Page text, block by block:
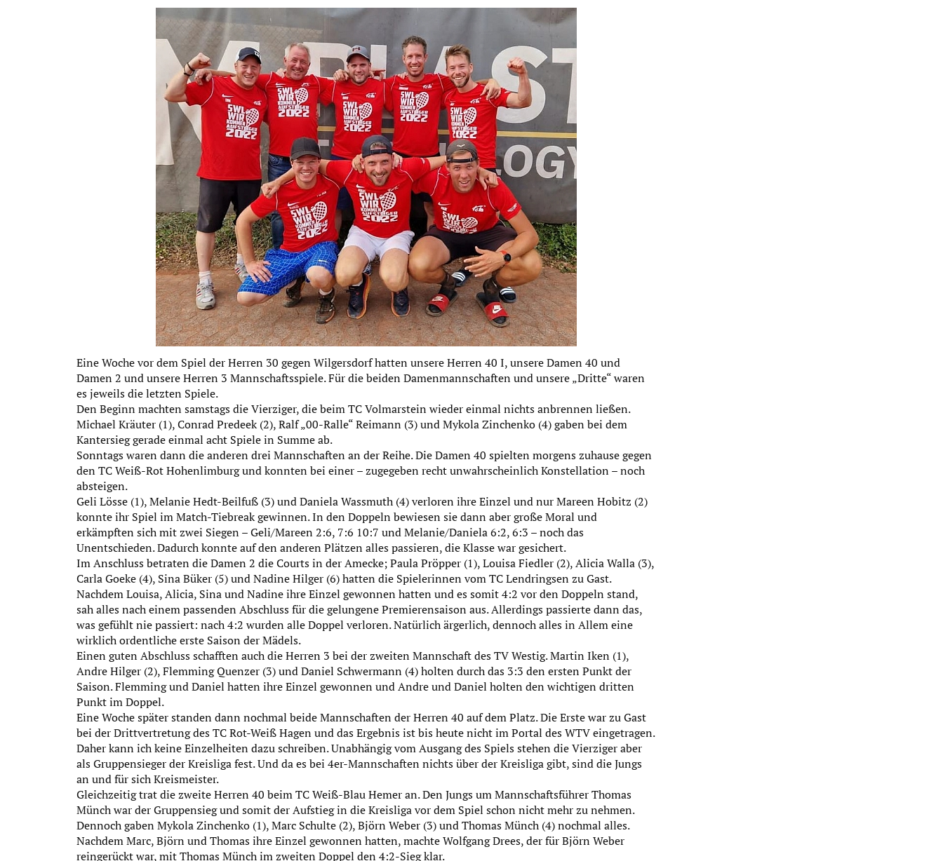
Eine Woche vor dem Spiel der Herren 30 gegen Wilgersdorf hatten unsere Herren 40 I, unsere Damen 40 und
Damen 2 und unsere Herren 3 Mannschaftsspiele. Für die beiden Damenmannschaften und unsere „Dritte“ waren
es jeweils die letzten Spiele.
Den Beginn machten samstags die Vierziger, die beim TC Volmarstein wieder einmal nichts anbrennen ließen.
Michael Kräuter (1), Conrad Predeek (2), Ralf „00-Ralle“ Reimann (3) und Mykola Zinchenko (4) gaben bei dem
Kantersieg gerade einmal acht Spiele in Summe ab.
Sonntags waren dann die anderen drei Mannschaften an der Reihe. Die Damen 40 spielten morgens zuhause gegen
den TC Weiß-Rot Hohenlimburg und konnten bei einer – zugegeben recht unwahrscheinlich Konstellation – noch
absteigen.
Geli Lösse (1), Melanie Hedt-Beilfuß (3) und Daniela Wassmuth (4) verloren ihre Einzel und nur Mareen Hobitz (2)
konnte ihr Spiel im Match-Tiebreak gewinnen. In den Doppeln bewiesen sie dann aber große Moral und
erkämpften sich mit zwei Siegen – Geli/Mareen 2:6, 7:6 10:7 und Melanie/Daniela 6:2, 6:3 – noch das
Unentschieden. Dadurch konnte auf den anderen Plätzen alles passieren, die Klasse war gesichert.
Im Anschluss betraten die Damen 2 die Courts in der Amecke; Paula Pröpper (1), Louisa Fiedler (2), Alicia Walla (3),
Carla Goeke (4), Sina Büker (5) und Nadine Hilger (6) hatten die Spielerinnen vom TC Lendringsen zu Gast.
Nachdem Louisa, Alicia, Sina und Nadine ihre Einzel gewonnen hatten und es somit 4:2 vor den Doppeln stand,
sah alles nach einem passenden Abschluss für die gelungene Premierensaison aus. Allerdings passierte dann das,
was gefühlt nie passiert: nach 4:2 wurden alle Doppel verloren. Natürlich ärgerlich, dennoch alles in Allem eine
wirklich ordentliche erste Saison der Mädels.
Einen guten Abschluss schafften auch die Herren 3 bei der zweiten Mannschaft des TV Westig. Martin Iken (1),
Andre Hilger (2), Flemming Quenzer (3) und Daniel Schwermann (4) holten durch das 3:3 den ersten Punkt der
Saison. Flemming und Daniel hatten ihre Einzel gewonnen und Andre und Daniel holten den wichtigen dritten
Punkt im Doppel.
Eine Woche später standen dann nochmal beide Mannschaften der Herren 40 auf dem Platz. Die Erste war zu Gast
bei der Drittvertretung des TC Rot-Weiß Hagen und das Ergebnis ist bis heute nicht im Portal des WTV eingetragen.
Daher kann ich keine Einzelheiten dazu schreiben. Unabhängig vom Ausgang des Spiels stehen die Vierziger aber
als Gruppensieger der Kreisliga fest. Und da es bei 4er-Mannschaften nichts über der Kreisliga gibt, sind die Jungs
an und für sich Kreismeister.
Gleichzeitig trat die zweite Herren 40 beim TC Weiß-Blau Hemer an. Den Jungs um Mannschaftsführer Thomas
Münch war der Gruppensieg und somit der Aufstieg in die Kreisliga vor dem Spiel schon nicht mehr zu nehmen.
Dennoch gaben Mykola Zinchenko (1), Marc Schulte (2), Björn Weber (3) und Thomas Münch (4) nochmal alles.
Nachdem Marc, Björn und Thomas ihre Einzel gewonnen hatten, machte Wolfgang Drees, der für Björn Weber
reingerückt war, mit Thomas Münch im zweiten Doppel den 4:2-Sieg klar.